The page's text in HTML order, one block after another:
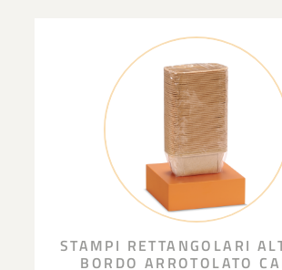
STAMPI RETTANGOLARI
BORDO ARROTOLATO